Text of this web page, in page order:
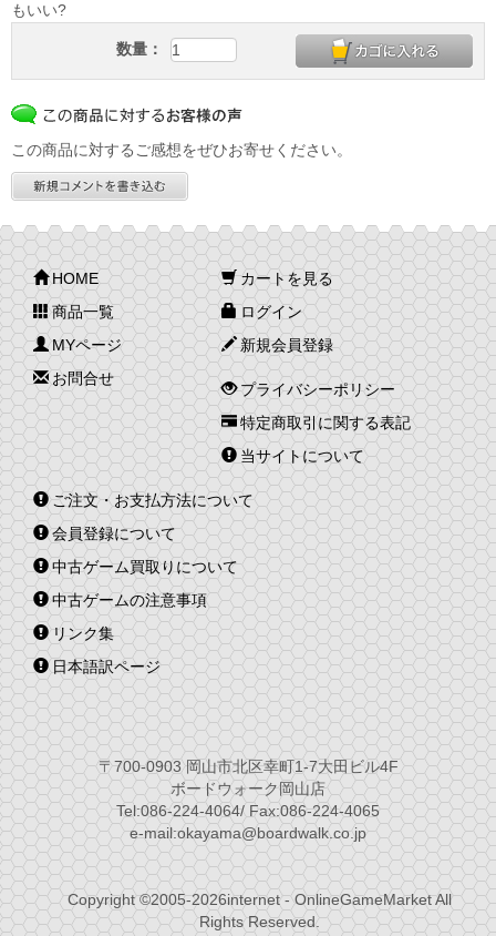
もいい?
数量：
この商品に対するご感想をぜひお寄せください。
HOME
商品一覧
MYページ
お問合せ
カートを見る
ログイン
新規会員登録
プライバシーポリシー
特定商取引に関する表記
当サイトについて
ご注文・お支払方法について
会員登録について
中古ゲーム買取りについて
中古ゲームの注意事項
リンク集
日本語訳ページ
〒700-0903 岡山市北区幸町1-7大田ビル4F
ボードウォーク岡山店
Tel:086-224-4064/ Fax:086-224-4065
e-mail:okayama@boardwalk.co.jp
Copyright ©2005-2026internet - OnlineGameMarket All
Rights Reserved.